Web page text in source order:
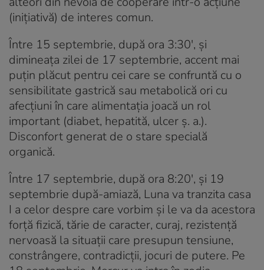
(inițiativă) de interes comun.
Între 15 septembrie, după ora 3:30′, și
dimineața zilei de 17 septembrie, accent mai
puțin plăcut pentru cei care se confruntă cu o
sensibilitate gastrică sau metabolică ori cu
afecțiuni în care alimentația joacă un rol
important (diabet, hepatită, ulcer ș. a.).
Disconfort generat de o stare specială
organică.
Între 17 septembrie, după ora 8:20′, și 19
septembrie după-amiază, Luna va tranzita casa
I a celor despre care vorbim și le va da acestora
forță fizică, tărie de caracter, curaj, rezistență
nervoasă la situații care presupun tensiune,
constrângere, contradicții, jocuri de putere. Pe